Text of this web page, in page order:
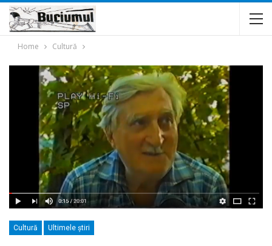
Home Cultură
Cultură Ultimele ştiri